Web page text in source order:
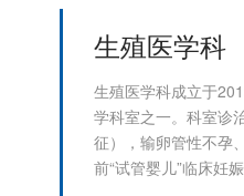
生殖医学科
生殖医学科成立于
学科室之一。科室诊
征），输卵管性不孕
前“试管婴儿”临床妊